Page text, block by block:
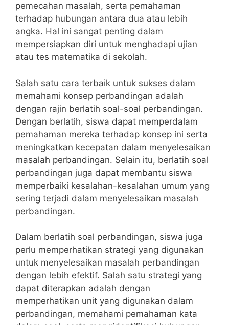
pemecahan masalah, ⁤serta pemahaman
terhadap hubungan antara⁣ dua atau lebih
angka. Hal ini sangat penting dalam
mempersiapkan diri untuk⁢ menghadapi ujian
atau tes matematika ‍di sekolah.
Salah satu cara terbaik untuk sukses ‍dalam
memahami⁢ konsep perbandingan adalah
dengan rajin berlatih soal-soal ⁣perbandingan.
Dengan berlatih, siswa dapat memperdalam
pemahaman mereka⁤ terhadap konsep ini serta
meningkatkan kecepatan dalam menyelesaikan
masalah ⁢perbandingan. Selain itu, berlatih soal
perbandingan juga dapat membantu siswa ​
memperbaiki kesalahan-kesalahan umum yang
⁣sering terjadi dalam menyelesaikan masalah
perbandingan.
Dalam berlatih⁤ soal⁣ perbandingan, siswa juga
perlu memperhatikan strategi yang‍ digunakan
untuk menyelesaikan masalah perbandingan
dengan lebih efektif. Salah satu‍ strategi yang
dapat ‍diterapkan adalah ⁤dengan
memperhatikan unit yang digunakan dalam
perbandingan, memahami pemahaman kata​